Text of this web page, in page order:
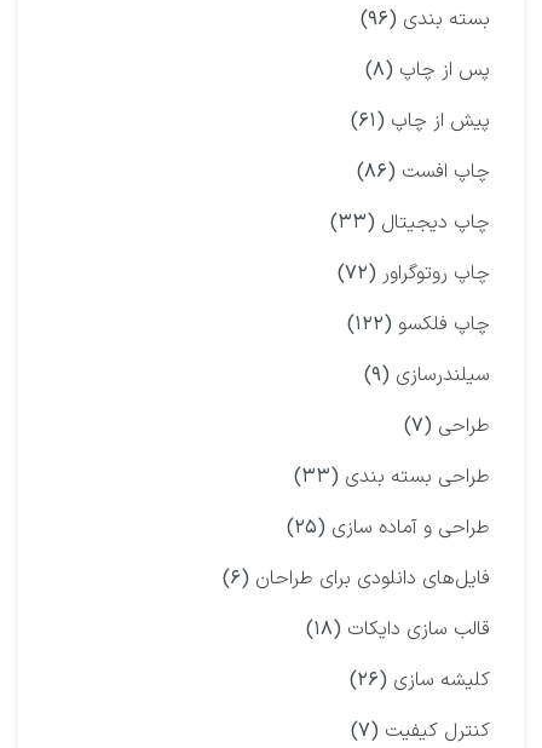
بسته بندی (۹۶)
پس از چاپ (۸)
پیش از چاپ (۶۱)
چاپ افست (۸۶)
چاپ دیجیتال (۳۳)
چاپ روتوگراور (۷۲)
چاپ فلکسو (۱۲۲)
سیلندرسازی (۹)
طراحی (۷)
طراحی بسته بندی (۳۳)
طراحی و آماده سازی (۲۵)
فایل‌های دانلودی برای طراحان (۶)
قالب سازی دایکات (۱۸)
کلیشه سازی (۲۶)
کنترل کیفیت (۷)